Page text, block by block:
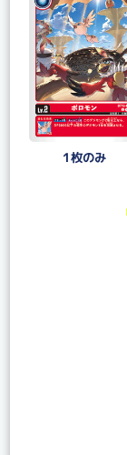
1枚のみ